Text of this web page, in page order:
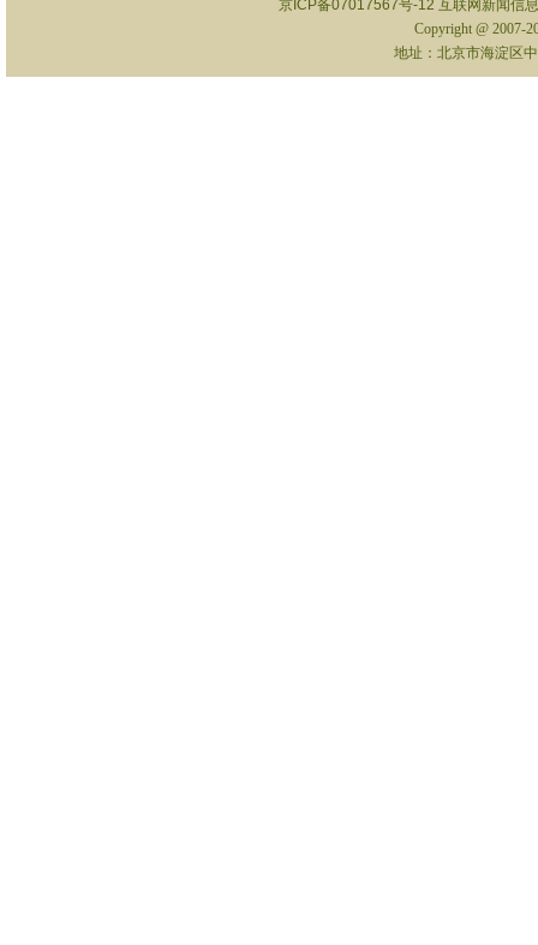
京ICP备07017567号-12 互联网新闻信
Copyright @ 2007-
地址：北京市海淀区